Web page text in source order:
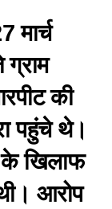
मार्च
की
पहुंचे थे।
के खिलाफ
आरोप